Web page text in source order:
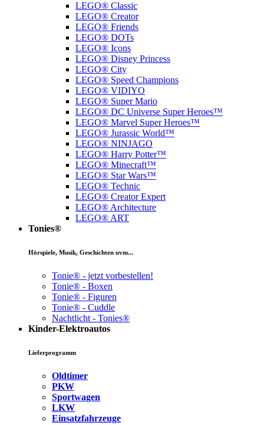
LEGO® Classic
LEGO® Creator
LEGO® Friends
LEGO® DOTs
LEGO® Icons
LEGO® Disney Princess
LEGO® City
LEGO® Speed Champions
LEGO® VIDIYO
LEGO® Super Mario
LEGO® DC Universe Super Heroes™
LEGO® Marvel Super Heroes™
LEGO® Jurassic World™
LEGO® NINJAGO
LEGO® Harry Potter™
LEGO® Minecraft™
LEGO® Star Wars™
LEGO® Technic
LEGO® Creator Expert
LEGO® Architecture
LEGO® ART
Tonies®
Hörspiele, Musik, Geschichten uvm...
Tonie® - jetzt vorbestellen!
Tonie® - Boxen
Tonie® - Figuren
Tonie® - Cuddle
Nachtlicht - Tonies®
Kinder-Elektroautos
Lieferprogramm
Oldtimer
PKW
Sportwagen
LKW
Einsatzfahrzeuge